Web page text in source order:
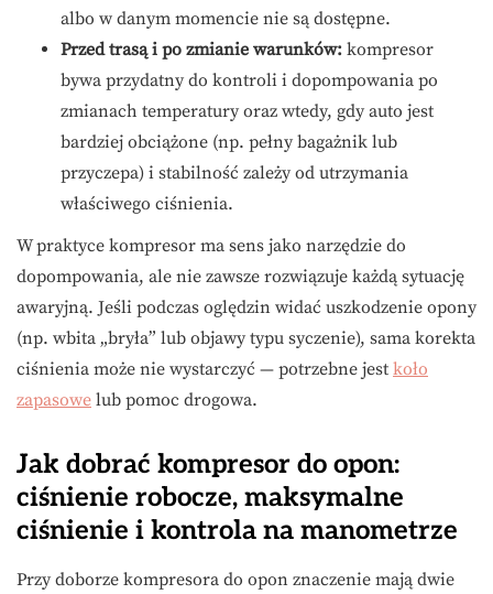
albo w danym momencie nie są dostępne.
Przed trasą i po zmianie warunków: kompresor
bywa przydatny do kontroli i dopompowania po
zmianach temperatury oraz wtedy, gdy auto jest
bardziej obciążone (np. pełny bagażnik lub
przyczepa) i stabilność zależy od utrzymania
właściwego ciśnienia.
W praktyce kompresor ma sens jako narzędzie do
dopompowania, ale nie zawsze rozwiązuje każdą sytuację
awaryjną. Jeśli podczas oględzin widać uszkodzenie opony
(np. wbita „bryła” lub objawy typu syczenie), sama korekta
ciśnienia może nie wystarczyć — potrzebne jest koło
zapasowe lub pomoc drogowa.
Jak dobrać kompresor do opon:
ciśnienie robocze, maksymalne
ciśnienie i kontrola na manometrze
Przy doborze kompresora do opon znaczenie mają dwie